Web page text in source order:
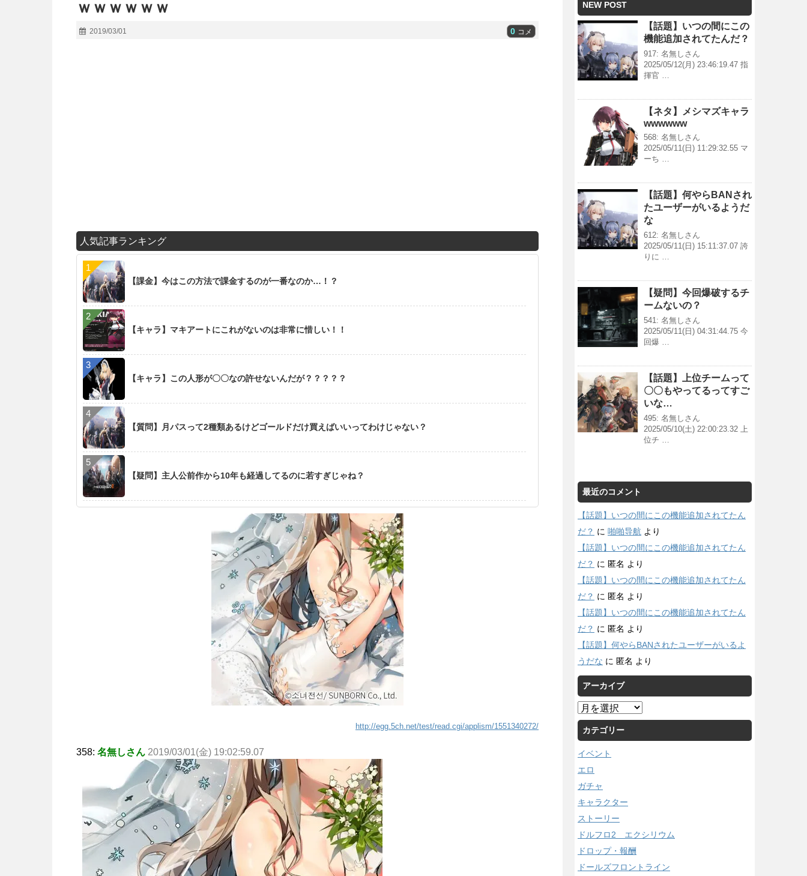
ｗｗｗｗｗｗ
2019/03/01 0 コメ
人気記事ランキング
【課金】今はこの方法で課金するのが一番なのか…！？
【キャラ】マキアートにこれがないのは非常に惜しい！！
【キャラ】この人形が〇〇なの許せないんだが？？？？？
【質問】月パスって2種類あるけどゴールドだけ買えばいいってわけじゃない？
【疑問】主人公前作から10年も経過してるのに若すぎじゃね？
http://egg.5ch.net/test/read.cgi/applism/1551340272/
358: 名無しさん 2019/03/01(金) 19:02:59.07
NEW POST
【話題】いつの間にこの
機能追加されてたんだ？
917: 名無しさん
2025/05/12(月) 23:46:19.47 指
揮官 …
【ネタ】メシマズキャラ
wwwwww
568: 名無しさん
2025/05/11(日) 11:29:32.55 マ
ーち …
【話題】何やらBANされ
たユーザーがいるようだ
な
612: 名無しさん
2025/05/11(日) 15:11:37.07 誇
りに …
【疑問】今回爆破するチ
ームないの？
541: 名無しさん
2025/05/11(日) 04:31:44.75 今
回爆 …
【話題】上位チームって
〇〇もやってるってすご
いな…
495: 名無しさん
2025/05/10(土) 22:00:23.32 上
位チ …
最近のコメント
【話題】いつの間にこの機能追加されてたん
だ？ に 啪啪导航 より
【話題】いつの間にこの機能追加されてたん
だ？ に 匿名 より
【話題】いつの間にこの機能追加されてたん
だ？ に 匿名 より
【話題】いつの間にこの機能追加されてたん
だ？ に 匿名 より
【話題】何やらBANされたユーザーがいるよ
うだな に 匿名 より
アーカイブ
ア
ー
カ
イ
ブ
カテゴリー
イベント
エロ
ガチャ
キャラクター
ストーリー
ドルフロ2 エクシリウム
ドロップ・報酬
ドールズフロントライン